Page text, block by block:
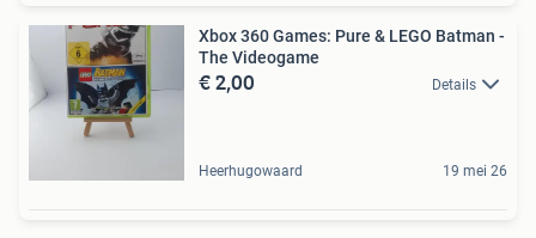
Xbox 360 Games: Pure & LEGO Batman -
The Videogame
€ 2,00 Details
Heerhugowaard 19 mei 26